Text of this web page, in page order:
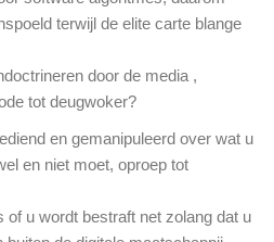
terwijl de elite carte blange
door de media ,
tot deugwoker?
en gemanipuleerd over wat u
en niet moet, oproep tot
of u wordt bestraft net zolang dat u